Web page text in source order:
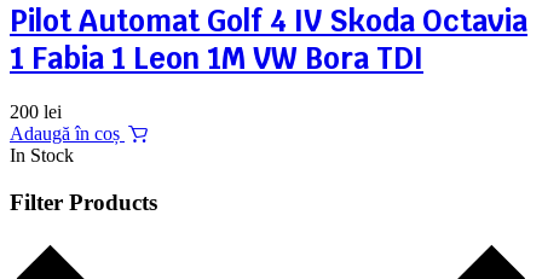
Pilot Automat Golf 4 IV Skoda Octavia
1 Fabia 1 Leon 1M VW Bora TDI
200 lei
Adaugă în coș
In Stock
Filter Products